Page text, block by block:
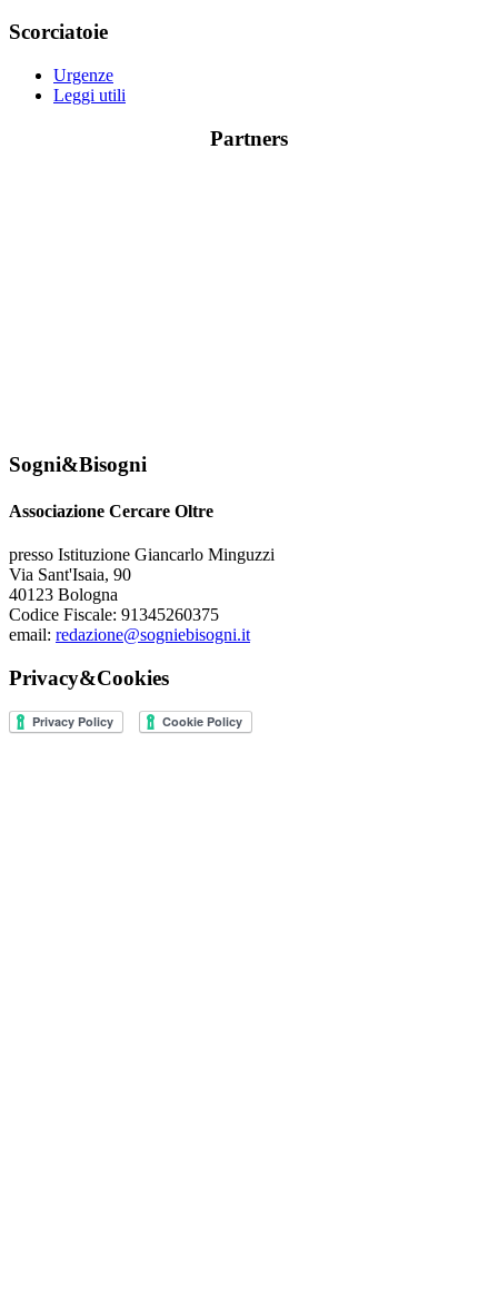
Scorciatoie
Urgenze
Leggi utili
Partners
Sogni&Bisogni
Associazione Cercare Oltre
presso Istituzione Giancarlo Minguzzi
Via Sant'Isaia, 90
40123 Bologna
Codice Fiscale: 91345260375
email: redazione@sogniebisogni.it
Privacy&Cookies